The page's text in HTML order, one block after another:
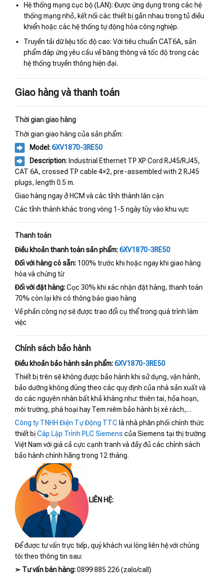
Hệ thống mạng cục bộ (LAN): Được ứng dụng trong các hệ
thống mạng nhỏ, kết nối các thiết bị gần nhau trong tủ điều
khiển hoặc các hệ thống tự động hóa công nghiệp.
Truyền tải dữ liệu tốc độ cao: Với tiêu chuẩn CAT6A, sản
phẩm đáp ứng yêu cầu về băng thông và tốc độ trong các
hệ thống truyền thông hiện đại.
Giao hàng và thanh toán
Thời gian giao hàng
Thời gian giao hàng của sản phẩm:
Model:6XV1870-3RE50
Description: Industrial Ethernet TP XP Cord RJ45/RJ45,
CAT 6A, crossed TP cable 4×2, pre-assembled with 2 RJ45
plugs, length 0.5 m.
Giao hàng ngay ở HCM và các tỉnh thành lân cận
Các tỉnh thành khác trong vòng 1-5 ngày tùy vào khu vực
Thanh toán
Điều khoản thanh toán sản phẩm:6XV1870-3RE50
Đối với hàng có sẵn: 100% trước khi hoặc ngay khi giao hàng
hóa và chứng từ
Đối với đặt hàng:Cọc 30% khi xác nhận đặt hàng, thanh toán
70% còn lại khi có thông báo giao hàng
Về phần công nợ sẽ được trao đổi cụ thể trong quá trình làm
việc
Chính sách bảo hành
Điều khoản bảo hành sản phẩm:6XV1870-3RE50
Thiết bị trên sẽ không được bảo hành khi sử dụng, vận hành,
bảo dưỡng không đúng theo các quy định của nhà sản xuất và
do các nguyên nhân bất khả kháng như: thiên tai, hỏa hoạn,
môi trường, phá hoại hay Tem niêm bảo hành bị xé rách,…
Công ty TNHH Điện Tự Động TTC là nhà phân phối chính thức
thiết bịCáp Lập Trình PLC Siemens của Siemens tại thị trường
Việt Nam với giá cả cực cạnh tranh và đầy đủ các chính sách
bảo hành chính hãng trong 12 tháng.
LIÊN HỆ:
Để được tư vấn trực tiếp, quý khách vui lòng liên hệ với chúng
tôi theo thông tin sau:
➢ Tư vấn bán hàng:0899 885 226 (zalo/call)